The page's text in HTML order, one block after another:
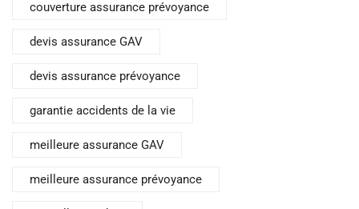
couverture assurance prévoyance
devis assurance GAV
devis assurance prévoyance
garantie accidents de la vie
meilleure assurance GAV
meilleure assurance prévoyance